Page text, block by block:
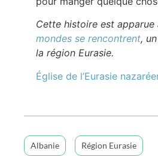
Cette histoire est apparue
mondes se rencontrent,
la région Eurasie.
Église de l’Eurasie
Albanie Région Eurasie